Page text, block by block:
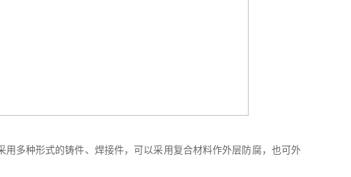
多种形式的铸件、焊接件，可以采用复合材料作外层防腐，也可外